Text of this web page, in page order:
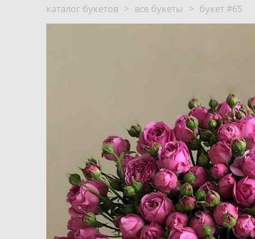
каталог букетов > все букеты > букет #65